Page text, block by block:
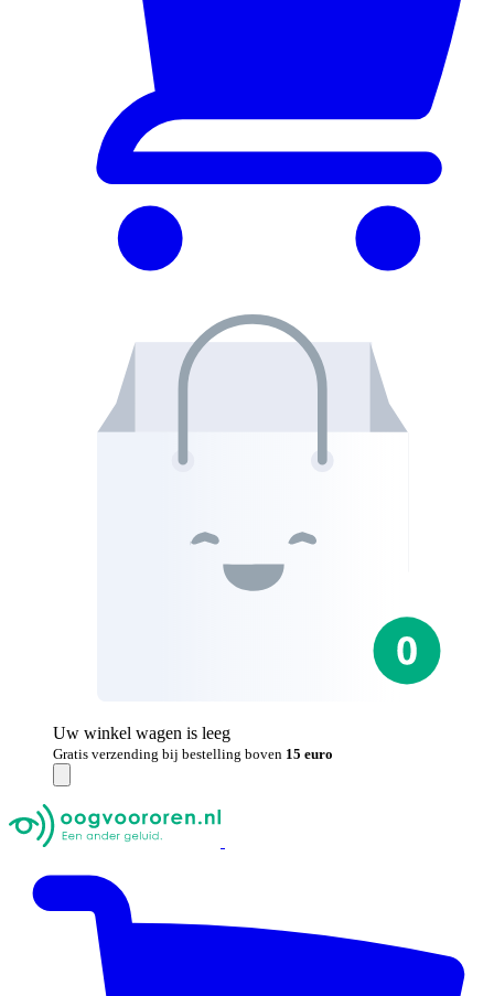
Uw winkel wagen is leeg
Gratis verzending bij bestelling boven 15 euro